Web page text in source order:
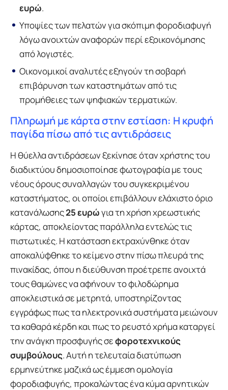
ευρώ.
Υποψίες των πελατών για σκόπιμη φοροδιαφυγή
λόγω ανοιχτών αναφορών περί εξοικονόμησης
από λογιστές.
Οικονομικοί αναλυτές εξηγούν τη σοβαρή
επιβάρυνση των καταστημάτων από τις
προμήθειες των ψηφιακών τερματικών.
Πληρωμή με κάρτα στην εστίαση: Η κρυφή
παγίδα πίσω από τις αντιδράσεις
Η θύελλα αντιδράσεων ξεκίνησε όταν χρήστης του
διαδικτύου δημοσιοποίησε φωτογραφία με τους
νέους όρους συναλλαγών του συγκεκριμένου
καταστήματος, οι οποίοι επιβάλλουν ελάχιστο όριο
κατανάλωσης25 ευρώγια τη χρήση χρεωστικής
κάρτας, αποκλείοντας παράλληλα εντελώς τις
πιστωτικές. Η κατάσταση εκτραχύνθηκε όταν
αποκαλύφθηκε το κείμενο στην πίσω πλευρά της
πινακίδας, όπου η διεύθυνση προέτρεπε ανοιχτά
τους θαμώνες να αφήνουν το φιλοδώρημα
αποκλειστικά σε μετρητά, υποστηρίζοντας
εγγράφως πως τα ηλεκτρονικά συστήματα μειώνουν
τα καθαρά κέρδη και πως το ρευστό χρήμα καταργεί
την ανάγκη προσφυγής σεφοροτεχνικούς
συμβούλους. Αυτή η τελευταία διατύπωση
ερμηνεύτηκε μαζικά ως έμμεση ομολογία
φοροδιαφυγής, προκαλώντας ένα κύμα αρνητικών